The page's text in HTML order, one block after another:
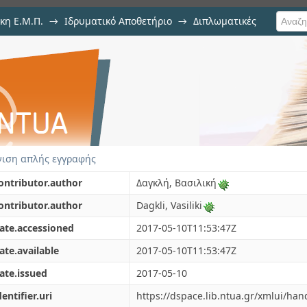
Ε.Μ.Π. → Ιδρυματικό Αποθετήριο → Διπλωματικές
meshes for BEM
CATIA
απλής εγγραφής
Δαγκλή, Βασιλική
Dagkli, Vasiliki
2017-05-10T11:53:47Z
2017-05-10T11:53:47Z
2017-05-10
https://dspace.lib.ntua.gr/xmlui/